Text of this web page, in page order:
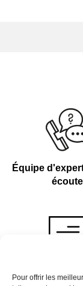
Pour offrir les
Équipe
écoute
Devis sur